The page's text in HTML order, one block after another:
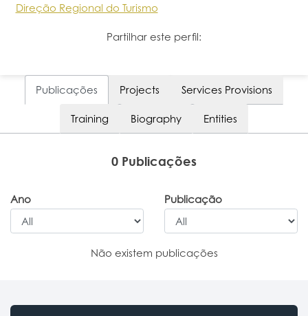
Direção Regional do Turismo
Partilhar este perfil:
Publicações Projects Services Provisions
Training Biography Entities
0 Publicações
Ano Publicação
Não existem publicações